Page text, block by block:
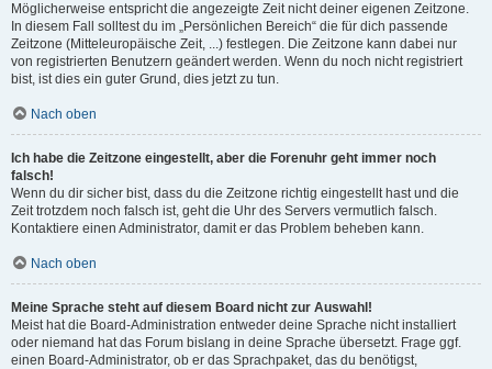
Möglicherweise entspricht die angezeigte Zeit nicht deiner eigenen Zeitzone.
In diesem Fall solltest du im „Persönlichen Bereich“ die für dich passende
Zeitzone (Mitteleuropäische Zeit, ...) festlegen. Die Zeitzone kann dabei nur
von registrierten Benutzern geändert werden. Wenn du noch nicht registriert
bist, ist dies ein guter Grund, dies jetzt zu tun.
Nach oben
Ich habe die Zeitzone eingestellt, aber die Forenuhr geht immer noch
falsch!
Wenn du dir sicher bist, dass du die Zeitzone richtig eingestellt hast und die
Zeit trotzdem noch falsch ist, geht die Uhr des Servers vermutlich falsch.
Kontaktiere einen Administrator, damit er das Problem beheben kann.
Nach oben
Meine Sprache steht auf diesem Board nicht zur Auswahl!
Meist hat die Board-Administration entweder deine Sprache nicht installiert
oder niemand hat das Forum bislang in deine Sprache übersetzt. Frage ggf.
einen Board-Administrator, ob er das Sprachpaket, das du benötigst,